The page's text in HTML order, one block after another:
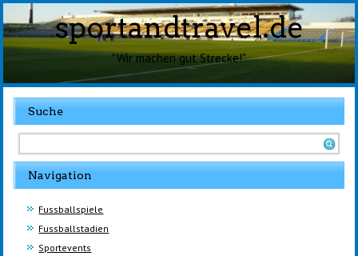
sportandtravel.de
"Wir machen gut Strecke!"
Suche
Navigation
Fussballspiele
Fussballstadien
Sportevents